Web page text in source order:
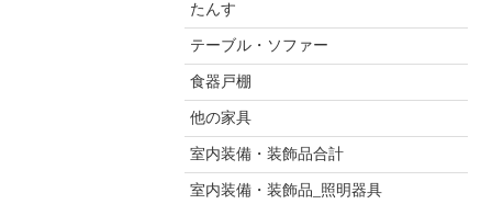
たんす
テーブル・ソファー
食器戸棚
他の家具
室内装備・装飾品合計
室内装備・装飾品_照明器具